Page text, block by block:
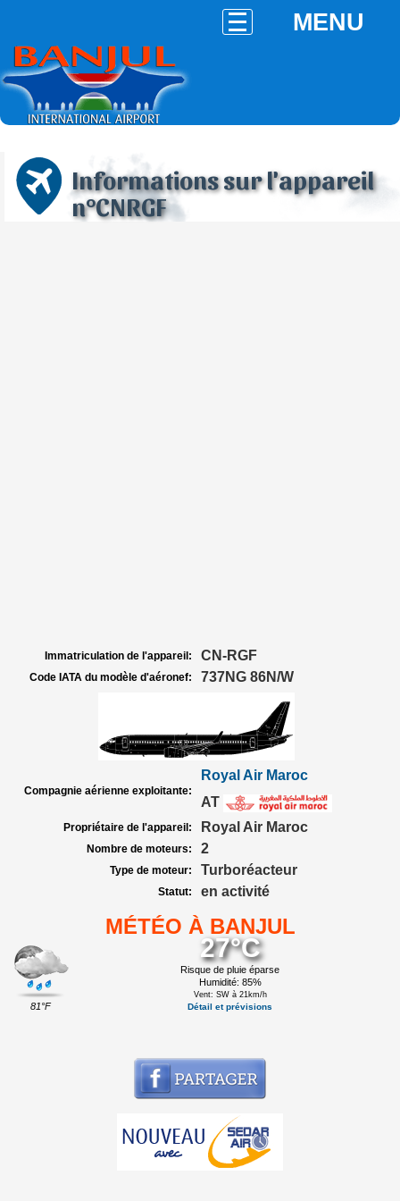
MENU
Informations sur l'appareil
n°CNRGF
Immatriculation de l'appareil: CN-RGF
Code IATA du modèle d'aéronef: 737NG 86N/W
Compagnie aérienne exploitante:
Royal Air Maroc
AT
Propriétaire de l'appareil: Royal Air Maroc
Nombre de moteurs: 2
Type de moteur: Turboréacteur
Statut: en activité
MÉTÉO À BANJUL
81°F
27°C
Risque de pluie éparse
Humidité: 85%
Vent: SW à 21km/h
Détail et prévisions